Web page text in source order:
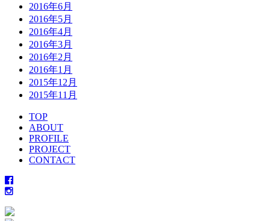
2016年6月
2016年5月
2016年4月
2016年3月
2016年2月
2016年1月
2015年12月
2015年11月
TOP
ABOUT
PROFILE
PROJECT
CONTACT